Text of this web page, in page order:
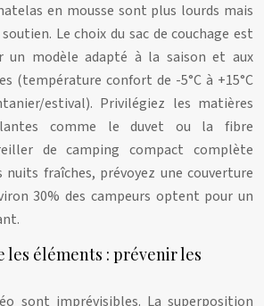
en mousse sont plus lourds mais
Le choix du sac de couchage est
un modèle adapté à la saison et aux
(température confort de -5°C à +15°C
estival). Privilégiez les matières
comme le duvet ou la fibre
de camping compact complète
nuits fraîches, prévoyez une couverture
30% des campeurs optent pour un
éléments : prévenir les
sont imprévisibles. La superposition